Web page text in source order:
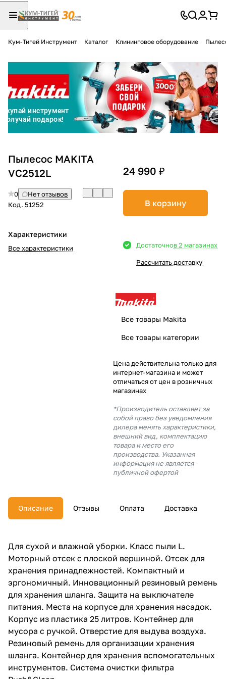
Кум-Тигей Инструмент Каталог Клининговое оборудование
Пылесос MAKITA
VC2512L
0
Нет отзывов
Код. 51252
Характеристики
Все характеристики
24 990 ₽
В корзину
Достаточнов 2 магазинах
Рассчитать доставку
Все товары Makita
Все товары категории
Цена действительна только для
интернет-магазина и может
отличаться от цен в розничных
магазинах
*Производитель оставляет за
собой право без уведомления
дилера менять характеристики,
внешний вид, комплектацию
товара и место его
производства. Указанная
информация не является
публичной офертой
Описание Отзывы Оплата Доставка
Для сухой и влажной уборки. Класс пыли L.
Моторный отсек с плоской вершиной. Отсек для
хранения принадлежностей. Компактный и
эргономичный. Инновационный резиновый ремень
для хранения шланга. Защита на выключателе
питания. Места на корпусе для хранения насадок.
Корпус из пластика 25 литров. Контейнер для
мусора с ручкой. Отверстие для выдува воздуха.
Резиновый ремень для организации хранения
шланга. Контейнер для хранения вспомогательных
инструментов. Система очистки фильтра
Разбейте
оплатуна части
без переплат
График платежей
Сегодня
25%
в корзину
% картой любого банка
% будут
с вашей карты
раз в 2
недели
plait.ru